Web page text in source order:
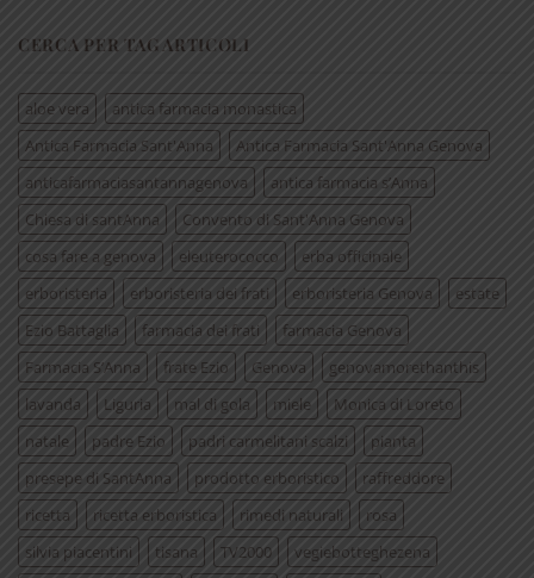
CERCA PER TAG ARTICOLI
aloe vera
antica farmacia monastica
Antica Farmacia Sant'Anna
Antica Farmacia Sant'Anna Genova
anticafarmaciasantannagenova
antica farmacia s’Anna
Chiesa di santAnna
Convento di Sant'Anna Genova
cosa fare a genova
eleuterococco
erba officinale
erboristeria
erboristeria dei frati erboristeria Genova
estate
Ezio Battaglia
farmacia dei frati
farmacia Genova
Farmacia S’Anna
frate Ezio Genova
genovamorethanthis
lavanda
Liguria mal di gola miele
Monica di Loreto
natale
padre Ezio padri carmelitani scalzi
pianta
presepe di SantAnna
prodotto erboristico
raffreddore
ricetta
ricetta erboristica rimedi naturali
rosa
silvia piacentini
tisana TV2000
vegiebotteghezena